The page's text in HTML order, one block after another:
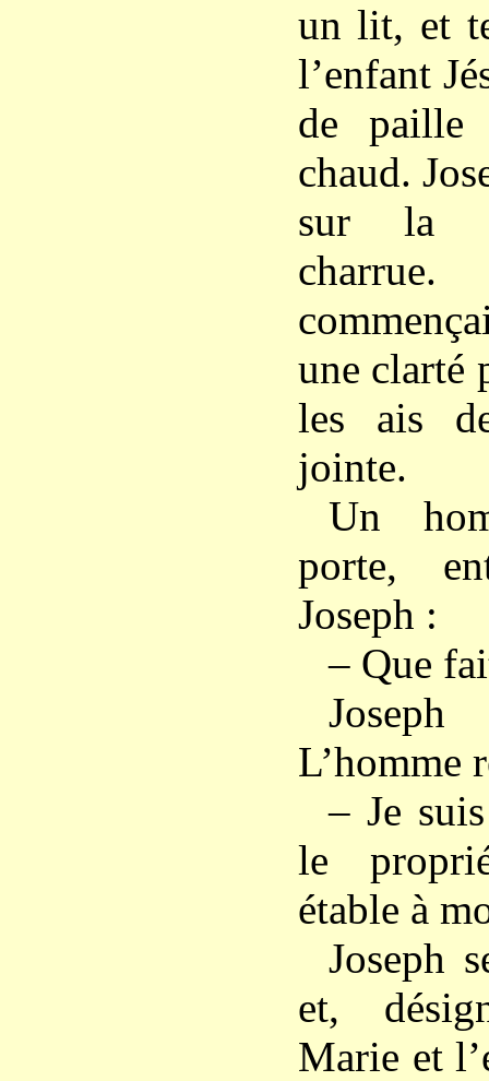
un lit, et
l’enfant
de paille
chaud.
sur la
une clarté
les ais
jointe.
Un
porte,
Joseph :
– Que
L’homme
– Je
le
étable à
Joseph
et,
Marie et